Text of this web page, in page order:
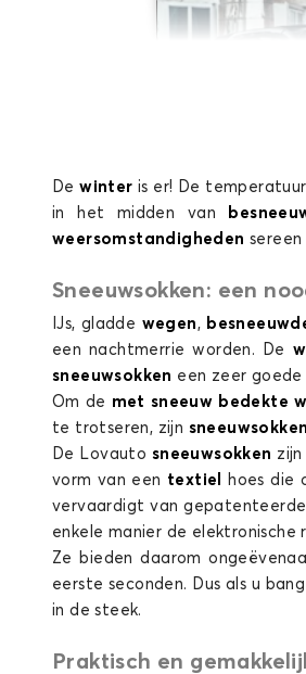
Dewinteris er! De
in het midden van
weersomstandigheden
Sneeuwsokken: een
IJs, gladde wegen,
een nachtmerrie worden. De
sneeuwsokken een zeer
Om de met sneeuw bedekte
te trotseren, zijn sneeuwsokken
De Lovauto sneeuwsokken
vorm van een textiel hoes die
vervaardigt van
enkele manier de elektronische
Ze bieden daarom
eerste seconden. Dus als u
in de steek.
Praktisch en